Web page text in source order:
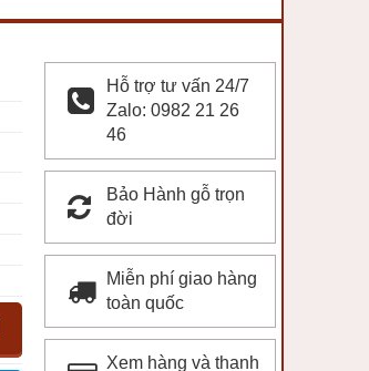
Hỗ trợ tư vấn 24/7
Zalo: 0982 21 26
46
Bảo Hành gỗ trọn
đời
Miễn phí giao hàng
toàn quốc
Xem hàng và thanh